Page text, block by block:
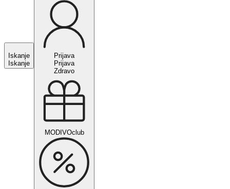
Iskanje
Iskanje
Prijava
Prijava
Zdravo
MODIVOclub